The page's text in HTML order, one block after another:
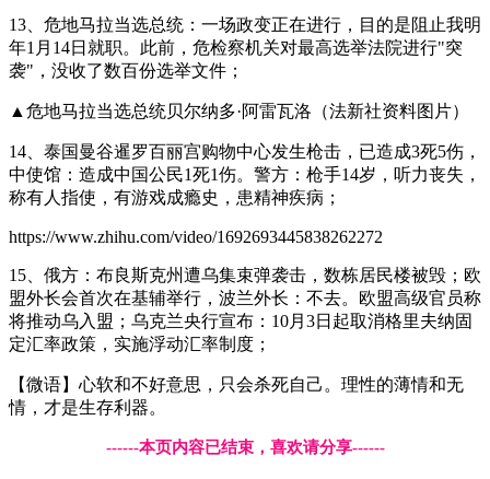
13、危地马拉当选总统：一场政变正在进行，目的是阻止我明
年1月14日就职。此前，危检察机关对最高选举法院进行"突
袭"，没收了数百份选举文件；
▲危地马拉当选总统贝尔纳多·阿雷瓦洛（法新社资料图片）
14、泰国曼谷暹罗百丽宫购物中心发生枪击，已造成3死5伤，
中使馆：造成中国公民1死1伤。警方：枪手14岁，听力丧失，
称有人指使，有游戏成瘾史，患精神疾病；
https://www.zhihu.com/video/1692693445838262272
15、俄方：布良斯克州遭乌集束弹袭击，数栋居民楼被毁；欧
盟外长会首次在基辅举行，波兰外长：不去。欧盟高级官员称
将推动乌入盟；乌克兰央行宣布：10月3日起取消格里夫纳固
定汇率政策，实施浮动汇率制度；
【微语】心软和不好意思，只会杀死自己。理性的薄情和无
情，才是生存利器。
------本页内容已结束，喜欢请分享------